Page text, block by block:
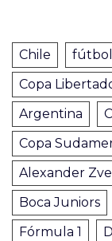
Chile fútbol
Copa
Argentina
Copa
Alexander
Boca Juniors
Fórmula 1